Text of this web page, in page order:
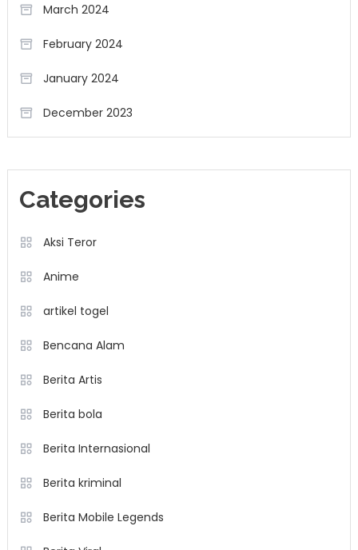
March 2024
February 2024
January 2024
December 2023
Categories
Aksi Teror
Anime
artikel togel
Bencana Alam
Berita Artis
Berita bola
Berita Internasional
Berita kriminal
Berita Mobile Legends